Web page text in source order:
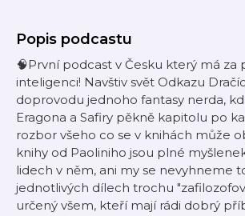
Popis podcastu
🧠První podcast v Česku který má za
inteligenci! Navštiv svět Odkazu
doprovodu jednoho fantasy nerda,
Eragona a Safiry pěkně kapitolu po
rozbor všeho co se v knihách může
knihy od Paoliniho jsou plné
lidech v něm, ani my se nevyhneme
jednotlivých dílech trochu
určený všem, kteří mají rádi dobrý